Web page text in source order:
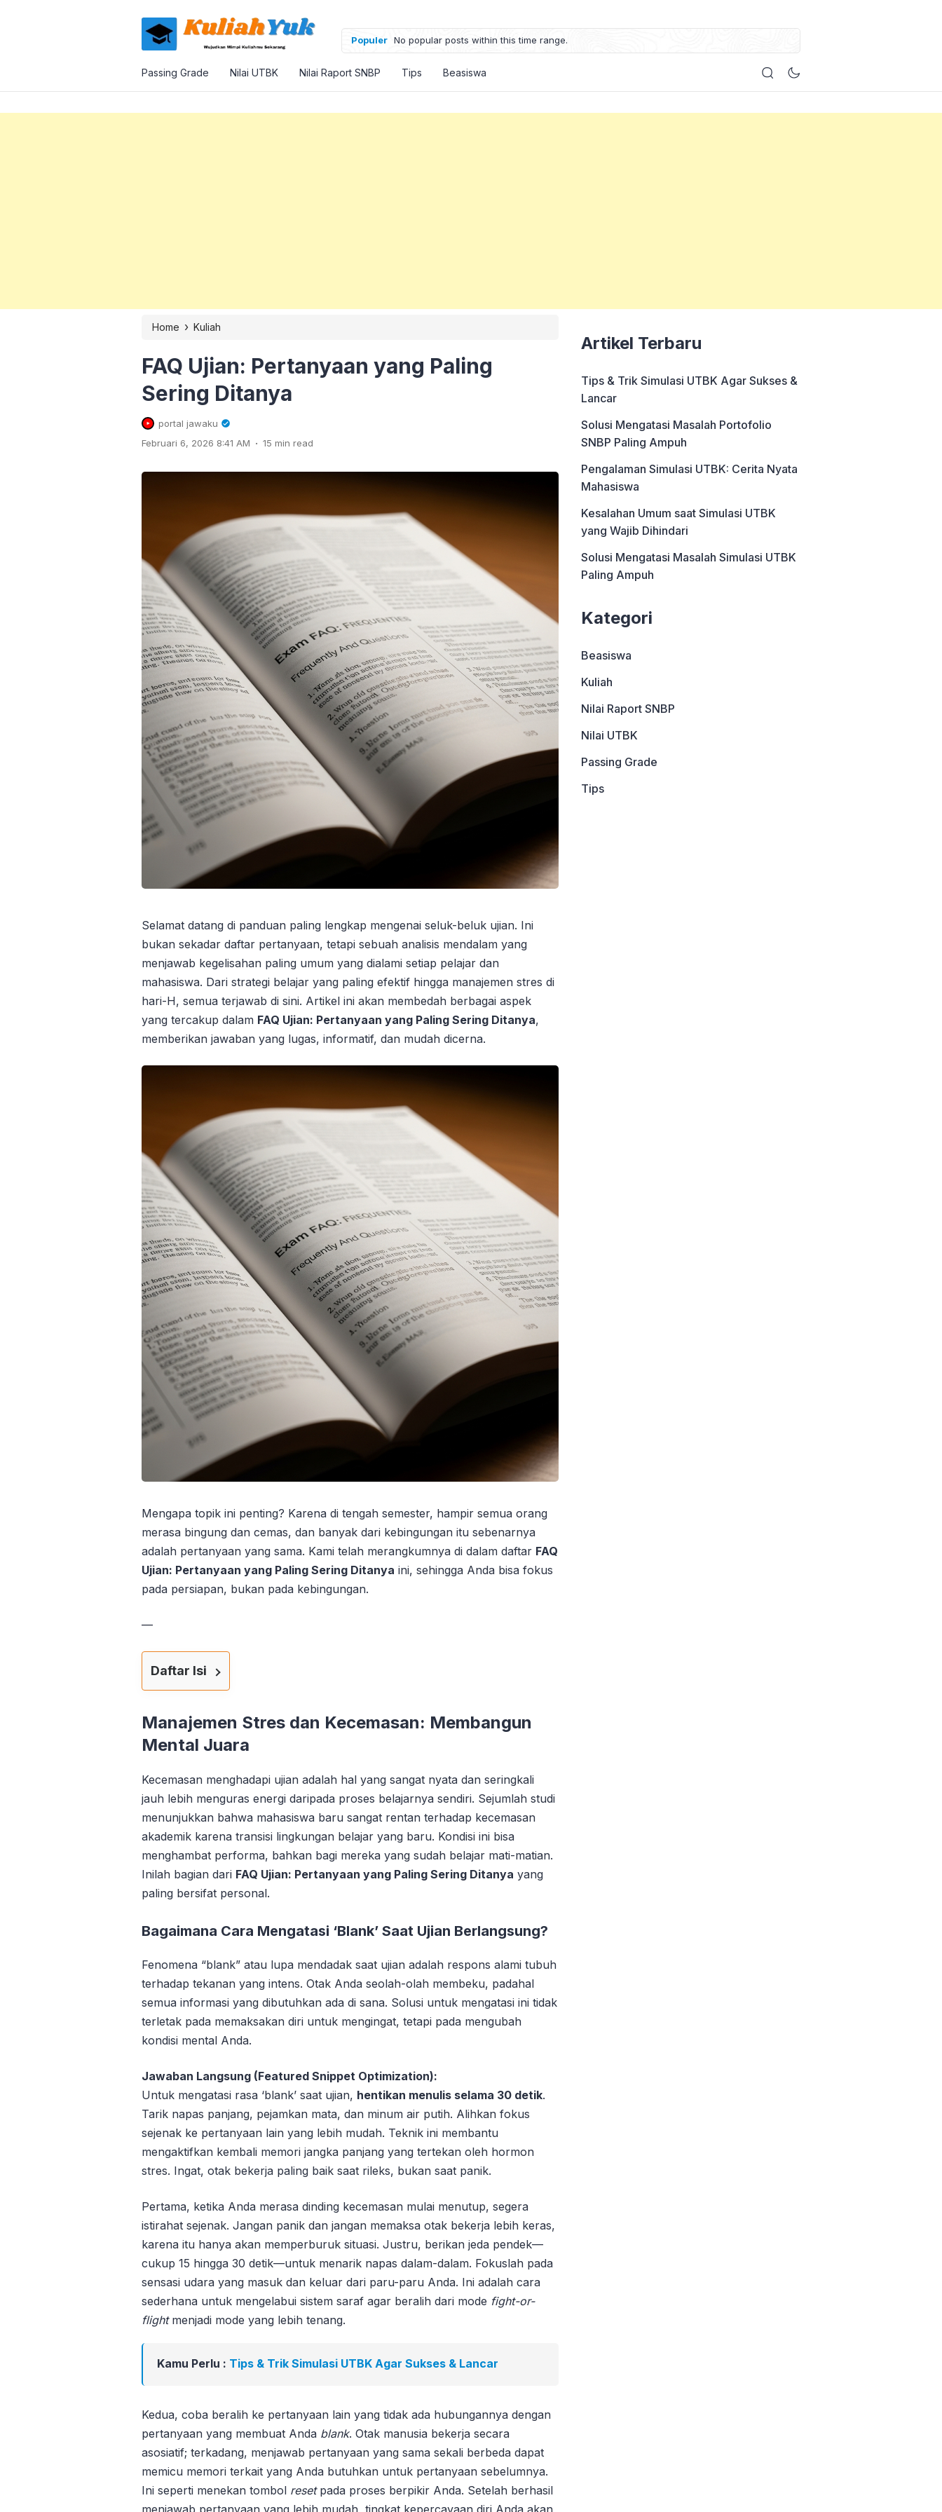
Populer No popular posts within this time range.
Passing Grade Nilai UTBK Nilai Raport SNBP Tips Beasiswa
Home › Kuliah
FAQ Ujian: Pertanyaan yang Paling
Sering Ditanya
portal jawaku
Februari 6, 2026 8:41 AM . 15 min read
Selamat datang di panduan paling lengkap mengenai seluk-beluk ujian. Ini
bukan sekadar daftar pertanyaan, tetapi sebuah analisis mendalam yang
menjawab kegelisahan paling umum yang dialami setiap pelajar dan
mahasiswa. Dari strategi belajar yang paling efektif hingga manajemen stres di
hari-H, semua terjawab di sini. Artikel ini akan membedah berbagai aspek
yang tercakup dalam FAQ Ujian: Pertanyaan yang Paling Sering Ditanya,
memberikan jawaban yang lugas, informatif, dan mudah dicerna.
Mengapa topik ini penting? Karena di tengah semester, hampir semua orang
merasa bingung dan cemas, dan banyak dari kebingungan itu sebenarnya
adalah pertanyaan yang sama. Kami telah merangkumnya di dalam daftar FAQ
Ujian: Pertanyaan yang Paling Sering Ditanya ini, sehingga Anda bisa fokus
pada persiapan, bukan pada kebingungan.
—
Daftar Isi
Manajemen Stres dan Kecemasan: Membangun
Mental Juara
Kecemasan menghadapi ujian adalah hal yang sangat nyata dan seringkali
jauh lebih menguras energi daripada proses belajarnya sendiri. Sejumlah studi
menunjukkan bahwa mahasiswa baru sangat rentan terhadap kecemasan
akademik karena transisi lingkungan belajar yang baru. Kondisi ini bisa
menghambat performa, bahkan bagi mereka yang sudah belajar mati-matian.
Inilah bagian dari FAQ Ujian: Pertanyaan yang Paling Sering Ditanya yang
paling bersifat personal.
Bagaimana Cara Mengatasi ‘Blank’ Saat Ujian Berlangsung?
Fenomena “blank” atau lupa mendadak saat ujian adalah respons alami tubuh
terhadap tekanan yang intens. Otak Anda seolah-olah membeku, padahal
semua informasi yang dibutuhkan ada di sana. Solusi untuk mengatasi ini tidak
terletak pada memaksakan diri untuk mengingat, tetapi pada mengubah
kondisi mental Anda.
Jawaban Langsung (Featured Snippet Optimization):
Untuk mengatasi rasa ‘blank’ saat ujian, hentikan menulis selama 30 detik.
Tarik napas panjang, pejamkan mata, dan minum air putih. Alihkan fokus
sejenak ke pertanyaan lain yang lebih mudah. Teknik ini membantu
mengaktifkan kembali memori jangka panjang yang tertekan oleh hormon
stres. Ingat, otak bekerja paling baik saat rileks, bukan saat panik.
Pertama, ketika Anda merasa dinding kecemasan mulai menutup, segera
istirahat sejenak. Jangan panik dan jangan memaksa otak bekerja lebih keras,
karena itu hanya akan memperburuk situasi. Justru, berikan jeda pendek—
cukup 15 hingga 30 detik—untuk menarik napas dalam-dalam. Fokuslah pada
sensasi udara yang masuk dan keluar dari paru-paru Anda. Ini adalah cara
sederhana untuk mengelabui sistem saraf agar beralih dari mode fight-or-
flightmenjadi mode yang lebih tenang.
Kamu Perlu : Tips & Trik Simulasi UTBK Agar Sukses & Lancar
Kedua, coba beralih ke pertanyaan lain yang tidak ada hubungannya dengan
pertanyaan yang membuat Anda blank. Otak manusia bekerja secara
asosiatif; terkadang, menjawab pertanyaan yang sama sekali berbeda dapat
memicu memori terkait yang Anda butuhkan untuk pertanyaan sebelumnya.
Ini seperti menekan tombol resetpada proses berpikir Anda. Setelah berhasil
Artikel Terbaru
Tips & Trik Simulasi UTBK Agar Sukses &
Lancar
Solusi Mengatasi Masalah Portofolio
SNBP Paling Ampuh
Pengalaman Simulasi UTBK: Cerita Nyata
Mahasiswa
Kesalahan Umum saat Simulasi UTBK
yang Wajib Dihindari
Solusi Mengatasi Masalah Simulasi UTBK
Paling Ampuh
Kategori
Beasiswa
Kuliah
Nilai Raport SNBP
Nilai UTBK
Passing Grade
Tips